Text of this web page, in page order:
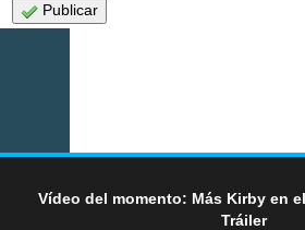
Publicar
Vídeo del momento: Más Kirby en
Tráiler